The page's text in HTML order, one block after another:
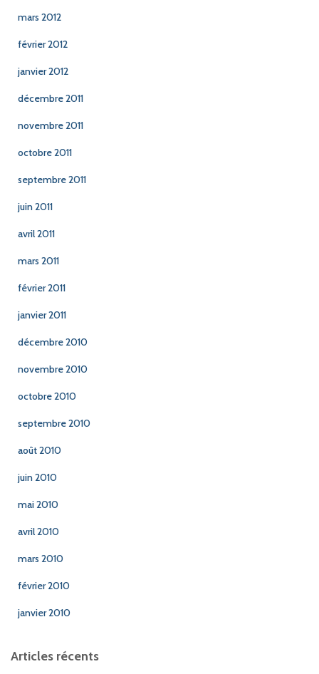
mars 2012
février 2012
janvier 2012
décembre 2011
novembre 2011
octobre 2011
septembre 2011
juin 2011
avril 2011
mars 2011
février 2011
janvier 2011
décembre 2010
novembre 2010
octobre 2010
septembre 2010
août 2010
juin 2010
mai 2010
avril 2010
mars 2010
février 2010
janvier 2010
Articles récents